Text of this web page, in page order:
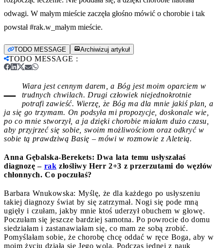
odwagi. W małym mieście zaczęła głośno mówić o chorobie i tak
powstał #rak.w_małym mieście.
TODO MESSAGE Archiwizuj artykuł
TODO MESSAGE :
–
Wiara jest cennym darem, a Bóg jest moim oparciem w
trudnych chwilach. Drugi człowiek niejednokrotnie
potrafi zawieść. Wierzę, że Bóg ma dla mnie jakiś plan, a
ja się go trzymam. On podsyła mi propozycje, doskonale wie,
po co mnie stworzył, a ja dzięki chorobie miałam dużo czasu,
aby przyjrzeć się sobie, swoim możliwościom oraz odkryć w
sobie tą prawdziwą Basię – mówi w rozmowie z Aleteią.
Anna Gębalska-Berekets: Dwa lata temu usłyszałaś
diagnozę – rak złośliwy Herr 2+3 z przerzutami do węzłów
chłonnych. Co poczułaś?
Barbara Wnukowska: Myślę, że dla każdego po usłyszeniu
takiej diagnozy świat by się zatrzymał. Nogi się pode mną
ugięły i czułam, jakby mnie ktoś uderzył obuchem w głowę.
Poczułam się jeszcze bardziej samotna. Po powrocie do domu
siedziałam i zastanawiałam się, co mam ze sobą zrobić.
Pomyślałam sobie, że chorobę chcę oddać w ręce Boga, aby w
moim życiu działa się Jego wola. Podczas jednej z nauk